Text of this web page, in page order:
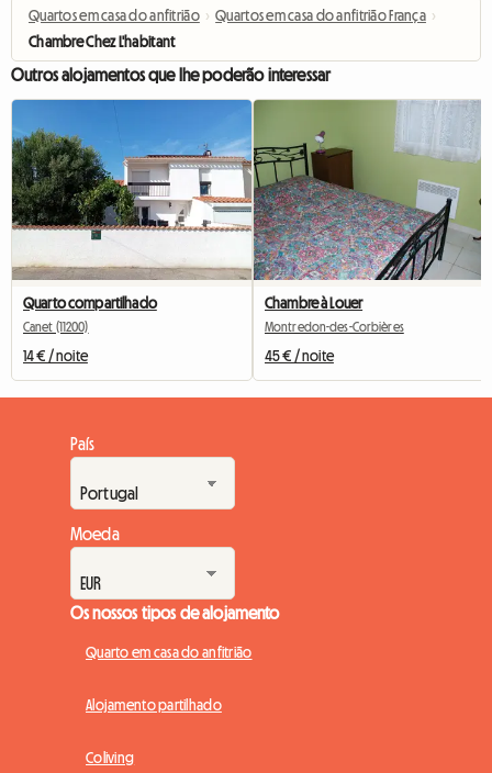
Quartos em casa do anfitrião › Quartos em casa do anfitrião França ›
Chambre Chez L'habitant
Outros alojamentos que lhe poderão interessar
Quarto compartilhado
Canet (11200)
14 € / noite
Chambre à Louer
Montredon-des-Corbières
45 € / noite
País
Moeda
Os nossos tipos de alojamento
Quarto em casa do anfitrião
Alojamento partilhado
Coliving